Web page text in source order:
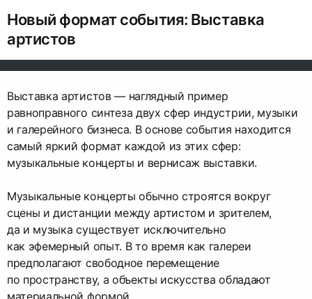
Новый формат события: Выставка
артистов
Выставка артистов — наглядный пример
равноправного синтеза двух сфер индустрии, музыки
и галерейного бизнеса. В основе события находится
самый яркий формат каждой из этих сфер:
музыкальные концерты и вернисаж выставки.
Музыкальные концерты обычно строятся вокруг
сцены и дистанции между артистом и зрителем,
да и музыка существует исключительно
как эфемерный опыт. В то время как галереи
предполагают свободное перемещение
по пространству, а объекты искусства обладают
материальной формой.